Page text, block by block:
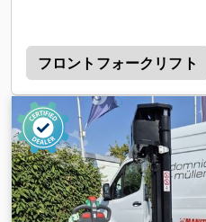
フロントフォークリフト